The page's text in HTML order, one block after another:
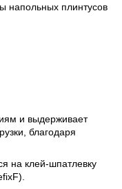
напольных плинтусов
и выдерживает
благодаря
на клей-шпатлевку